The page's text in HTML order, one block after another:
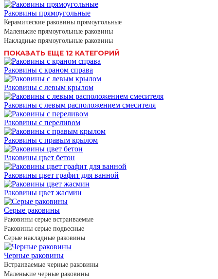
Раковины прямоугольные
Керамические раковины прямоугольные
Маленькие прямоугольные раковины
Накладные прямоугольные раковины
ПОКАЗАТЬ ЕЩЕ 12 КАТЕГОРИЙ
Раковины с краном справа
Раковины с левым крылом
Раковины с левым расположением смесителя
Раковины с переливом
Раковины с правым крылом
Раковины цвет бетон
Раковины цвет графит для ванной
Раковины цвет жасмин
Серые раковины
Раковины серые встраиваемые
Раковины серые подвесные
Серые накладные раковины
Черные раковины
Встраиваемые черные раковины
Маленькие черные раковины